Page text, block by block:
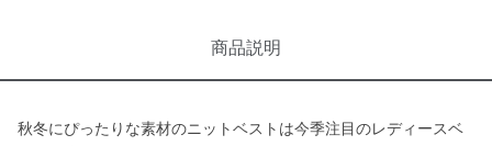
商品説明
秋冬にぴったりな素材のニットベストは今季注目のレディースベ